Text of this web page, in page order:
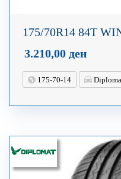
175/70R14 84T
3.210,00 ден
175-70-14